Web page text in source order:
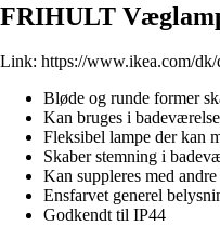
FRIHULT
Link: https://www.ikea.com/
Bløde og runde former
Kan bruges i
Fleksibel lampe der kan
Skaber stemning i
Kan suppleres med
Ensfarvet generel
Godkendt til IP44